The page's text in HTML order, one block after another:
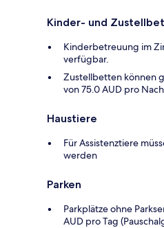
Kinder- und
Kinderbetreuung im
verfügbar.
Zustellbetten können
von 75.0 AUD pro
Haustiere
Für Assistenztiere
werden
Parken
Parkplätze ohne
AUD pro Tag